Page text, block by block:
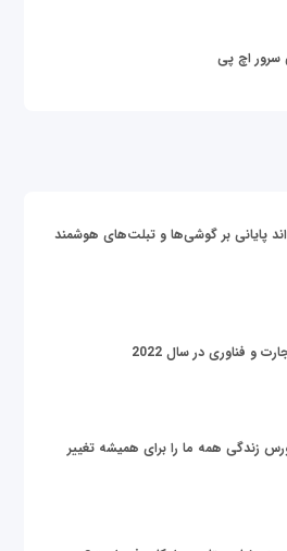
اچ پی
پایانی بر گوشی‌ها و تبلت‌های هوشمند
زندگی همه ما را برای همیشه تغییر